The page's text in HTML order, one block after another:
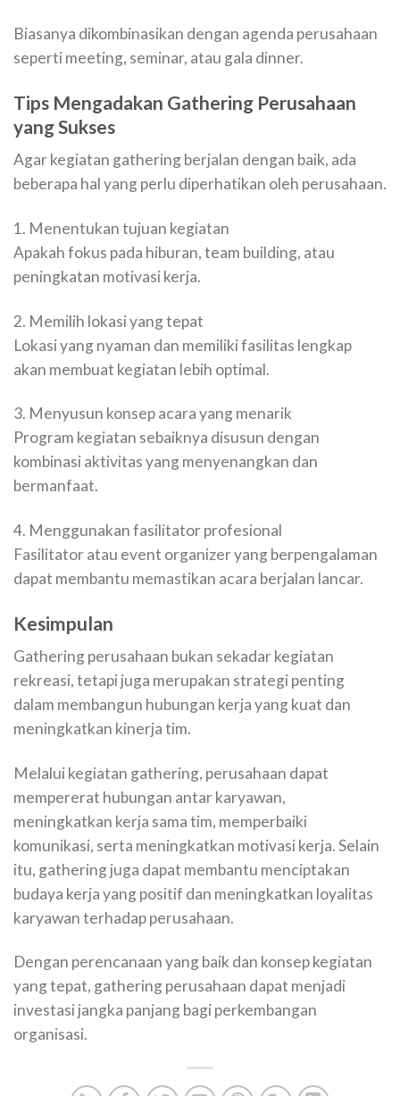
Biasanya dikombinasikan dengan agenda perusahaan
seperti meeting, seminar, atau gala dinner.
Tips Mengadakan Gathering Perusahaan
yang Sukses
Agar kegiatan gathering berjalan dengan baik, ada
beberapa hal yang perlu diperhatikan oleh perusahaan.
1. Menentukan tujuan kegiatan
Apakah fokus pada hiburan, team building, atau
peningkatan motivasi kerja.
2. Memilih lokasi yang tepat
Lokasi yang nyaman dan memiliki fasilitas lengkap
akan membuat kegiatan lebih optimal.
3. Menyusun konsep acara yang menarik
Program kegiatan sebaiknya disusun dengan
kombinasi aktivitas yang menyenangkan dan
bermanfaat.
4. Menggunakan fasilitator profesional
Fasilitator atau event organizer yang berpengalaman
dapat membantu memastikan acara berjalan lancar.
Kesimpulan
Gathering perusahaan bukan sekadar kegiatan
rekreasi, tetapi juga merupakan strategi penting
dalam membangun hubungan kerja yang kuat dan
meningkatkan kinerja tim.
Melalui kegiatan gathering, perusahaan dapat
mempererat hubungan antar karyawan,
meningkatkan kerja sama tim, memperbaiki
komunikasi, serta meningkatkan motivasi kerja. Selain
itu, gathering juga dapat membantu menciptakan
budaya kerja yang positif dan meningkatkan loyalitas
karyawan terhadap perusahaan.
Dengan perencanaan yang baik dan konsep kegiatan
yang tepat, gathering perusahaan dapat menjadi
investasi jangka panjang bagi perkembangan
organisasi.